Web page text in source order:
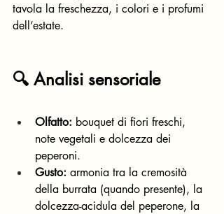
tavola la freschezza, i colori e i profumi
dell’estate.
🔍 Analisi sensoriale
Olfatto: bouquet di fiori freschi,
note vegetali e dolcezza dei
peperoni.
Gusto: armonia tra la cremosità
della burrata (quando presente), la
dolcezza-acidula del peperone, la